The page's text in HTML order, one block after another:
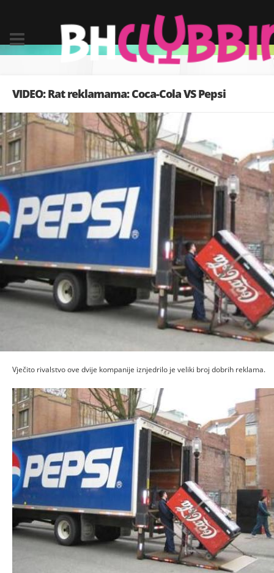
VIDEO: Rat reklamama: Coca-Cola VS Pepsi
Vječito rivalstvo ove dvije kompanije iznjedrilo je veliki broj dobrih reklama.